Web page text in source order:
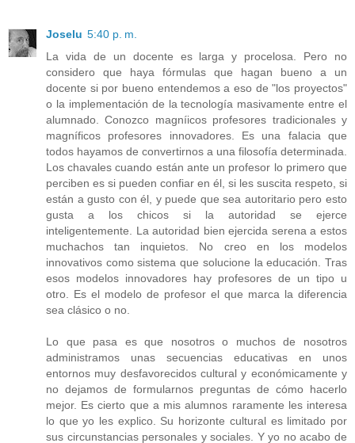
Joselu 5:40 p. m.
La vida de un docente es larga y procelosa. Pero no
considero que haya fórmulas que hagan bueno a un
docente si por bueno entendemos a eso de "los proyectos"
o la implementación de la tecnología masivamente entre el
alumnado. Conozco magníicos profesores tradicionales y
magníficos profesores innovadores. Es una falacia que
todos hayamos de convertirnos a una filosofía determinada.
Los chavales cuando están ante un profesor lo primero que
perciben es si pueden confiar en él, si les suscita respeto, si
están a gusto con él, y puede que sea autoritario pero esto
gusta a los chicos si la autoridad se ejerce
inteligentemente. La autoridad bien ejercida serena a estos
muchachos tan inquietos. No creo en los modelos
innovativos como sistema que solucione la educación. Tras
esos modelos innovadores hay profesores de un tipo u
otro. Es el modelo de profesor el que marca la diferencia
sea clásico o no.
Lo que pasa es que nosotros o muchos de nosotros
administramos unas secuencias educativas en unos
entornos muy desfavorecidos cultural y económicamente y
no dejamos de formularnos preguntas de cómo hacerlo
mejor. Es cierto que a mis alumnos raramente les interesa
lo que yo les explico. Su horizonte cultural es limitado por
sus circunstancias personales y sociales. Y yo no acabo de